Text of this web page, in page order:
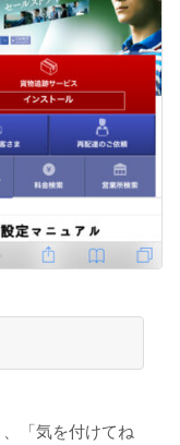
「気を付けてね